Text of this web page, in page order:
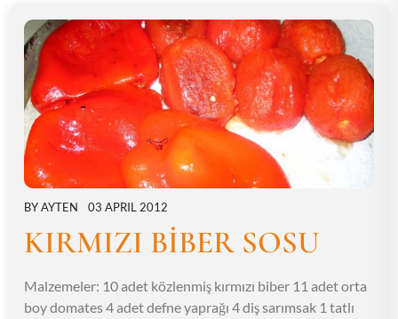
BYAYTEN 03 APRIL 2012
KIRMIZI BİBER SOSU
Malzemeler: 10 adet közlenmiş kırmızı biber 11 adet orta
boy domates 4 adet defne yaprağı 4 diş sarımsak 1 tatlı